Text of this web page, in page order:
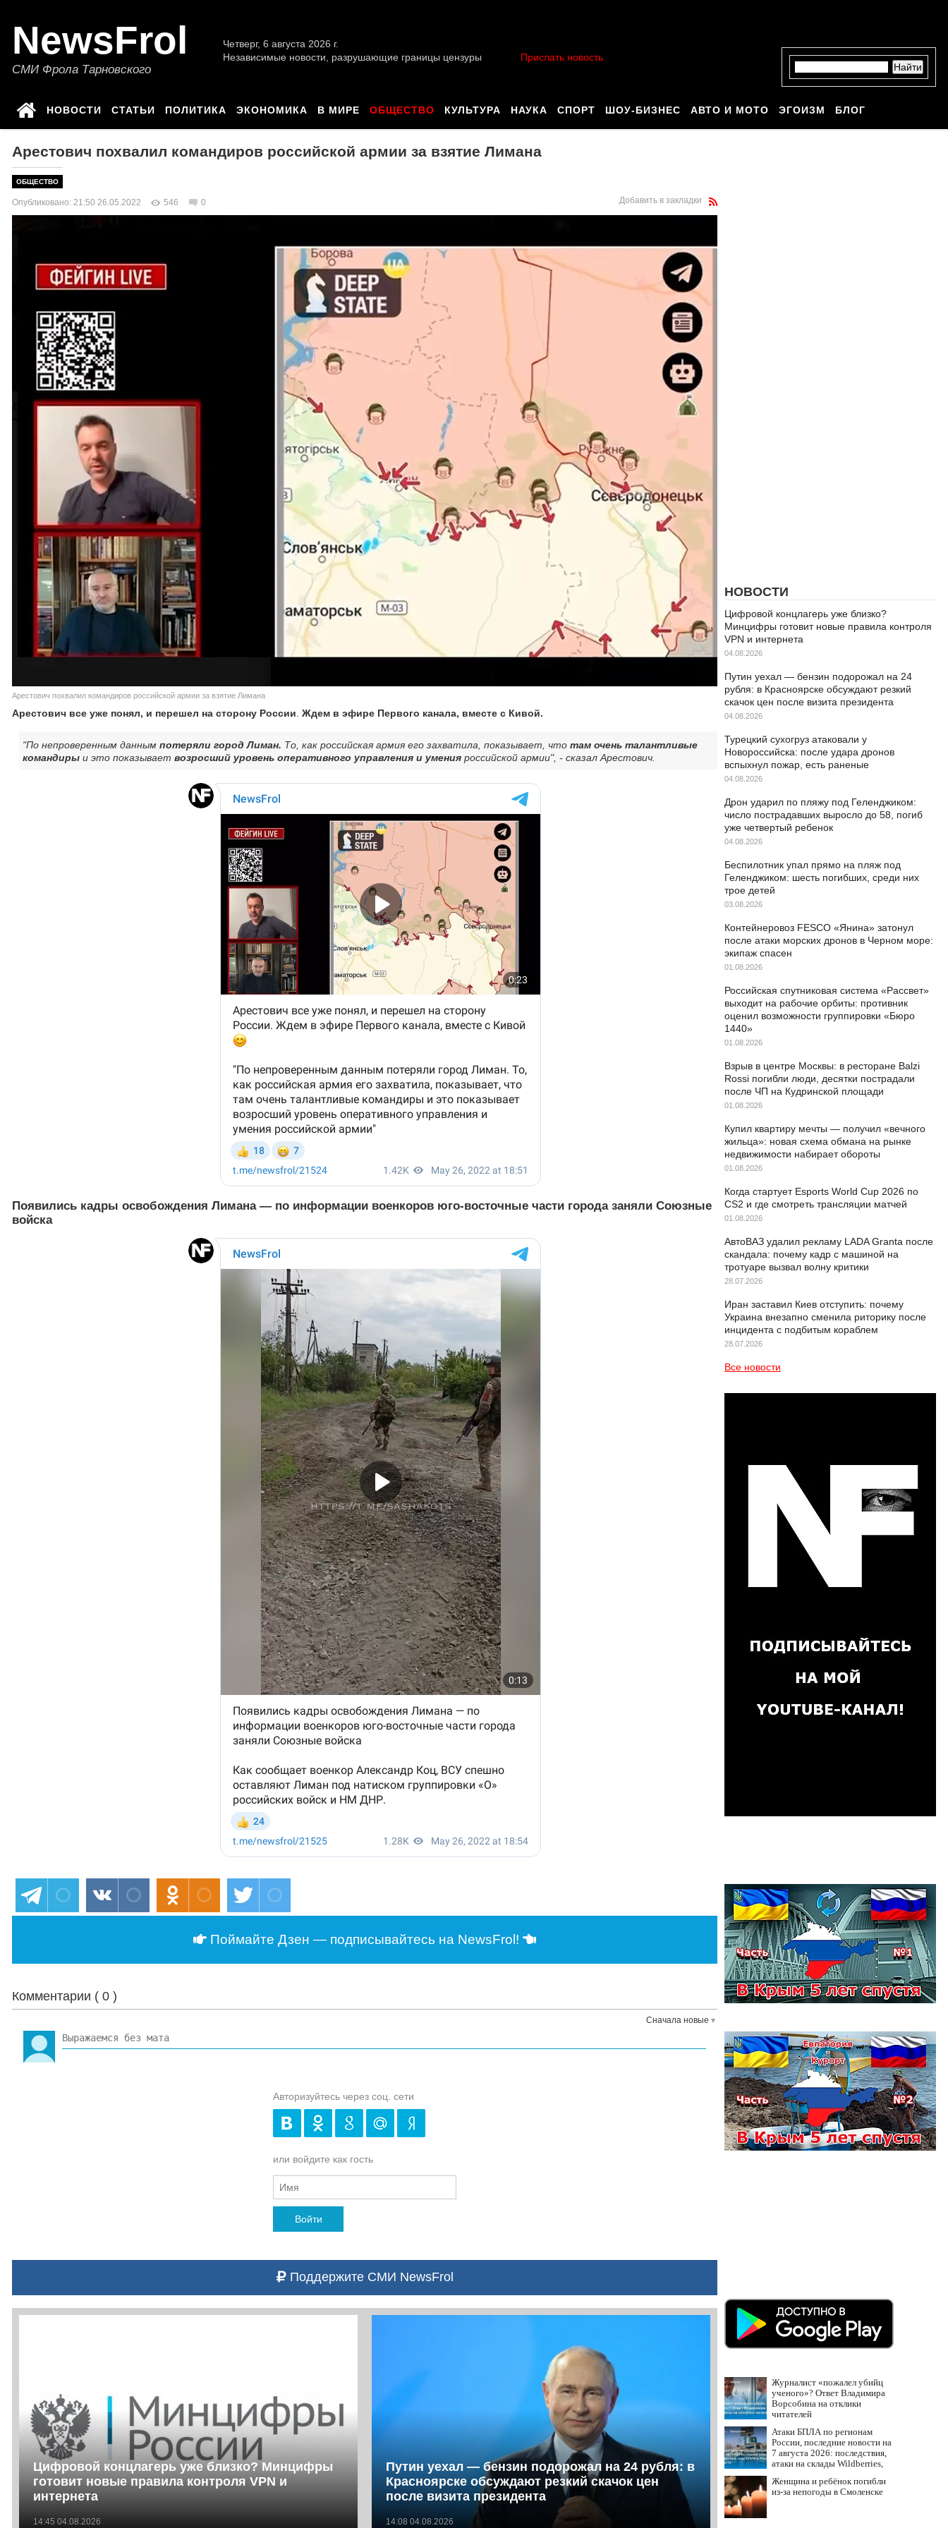
NewsFrol
СМИ Фрола Тарновского
Четверг, 6 августа 2026 г.
Независимые новости, разрушающие границы цензуры
Прислать новость
НОВОСТИ СТАТЬИ ПОЛИТИКА ЭКОНОМИКА В МИРЕ ОБЩЕСТВО КУЛЬТУРА НАУКА СПОРТ ШОУ-БИЗНЕС АВТО И МОТО ЭГОИЗМ БЛОГ
Арестович похвалил командиров российской армии за взятие Лимана
ОБЩЕСТВО
Опубликовано: 21:50 26.05.2022 546 0 Добавить в закладки
Арестович похвалил командиров российской армии за взятие Лимана
Арестович все уже понял, и перешел на сторону России Ждем в эфире Первого канала, вместе с Кивой.
"По непроверенным данным потеряли город Лиман. То, как российская армия его захватила, показывает, что там очень талантливые
командиры и это показывает возросший уровень оперативного управления и умения российской армии", - сказал Арестович.
Появились кадры освобождения Лимана — по информации военкоров юго-восточные части города заняли Союзные
войска
Поймайте Дзен — подписывайтесь на NewsFrol!
Комментарии ( 0 )
Сначала новые
Авторизуйтесь через соц. сети
или войдите как гость
Войти
Поддержите СМИ NewsFrol
Цифровой концлагерь уже близко? Минцифры
готовит новые правила контроля VPN и
интернета
14:45 04.08.2026
Путин уехал — бензин подорожал на 24 рубля: в
Красноярске обсуждают резкий скачок цен
после визита президента
14:08 04.08.2026
НОВОСТИ
Цифровой концлагерь уже близко?
Минцифры готовит новые правила контроля
VPN и интернета
04.08.2026
Путин уехал — бензин подорожал на 24
рубля: в Красноярске обсуждают резкий
скачок цен после визита президента
04.08.2026
Турецкий сухогруз атаковали у
Новороссийска: после удара дронов
вспыхнул пожар, есть раненые
04.08.2026
Дрон ударил по пляжу под Геленджиком:
число пострадавших выросло до 58, погиб
уже четвертый ребенок
04.08.2026
Беспилотник упал прямо на пляж под
Геленджиком: шесть погибших, среди них
трое детей
03.08.2026
Контейнеровоз FESCO «Янина» затонул
после атаки морских дронов в Черном море:
экипаж спасен
01.08.2026
Российская спутниковая система «Рассвет»
выходит на рабочие орбиты: противник
оценил возможности группировки «Бюро
1440»
01.08.2026
Взрыв в центре Москвы: в ресторане Balzi
Rossi погибли люди, десятки пострадали
после ЧП на Кудринской площади
01.08.2026
Купил квартиру мечты — получил «вечного
жильца»: новая схема обмана на рынке
недвижимости набирает обороты
01.08.2026
Когда стартует Esports World Cup 2026 по
CS2 и где смотреть трансляции матчей
01.08.2026
АвтоВАЗ удалил рекламу LADA Granta после
скандала: почему кадр с машиной на
тротуаре вызвал волну критики
28.07.2026
Иран заставил Киев отступить: почему
Украина внезапно сменила риторику после
инцидента с подбитым кораблем
28.07.2026
Все новости
Журналист «пожалел убийц
ученого»? Ответ Владимира
Ворсобина на отклики
читателей
Атаки БПЛА по регионам
России, последние новости на
7 августа 2026: последствия,
атаки на склады Wildberries,
Женщина и ребёнок погибли
из-за непогоды в Смоленске